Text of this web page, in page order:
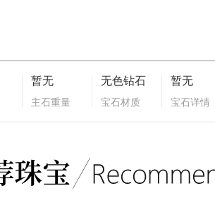
暂无
主石重量
无色钻石
宝石材质
暂无
宝石详情